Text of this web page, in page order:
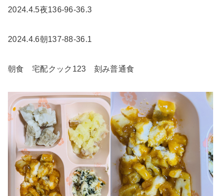
2024.4.5夜136-96-36.3
2024.4.6朝137-88-36.1
朝食 宅配クック123 刻み普通食